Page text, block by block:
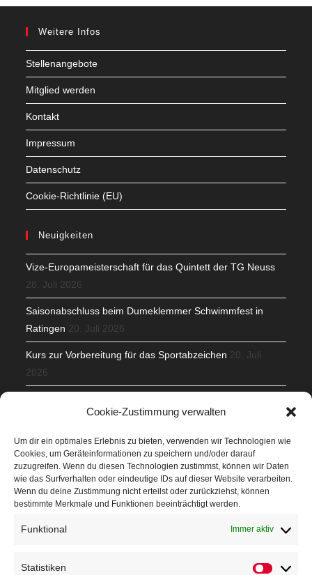
Cookie-Zustimmung verwalten
Um dir ein optimales Erlebnis zu bieten, verwenden wir Technologien wie
Cookies, um Geräteinformationen zu speichern und/oder darauf
zuzugreifen. Wenn du diesen Technologien zustimmst, können wir Daten
wie das Surfverhalten oder eindeutige IDs auf dieser Website verarbeiten.
Wenn du deine Zustimmung nicht erteilst oder zurückziehst, können
bestimmte Merkmale und Funktionen beeinträchtigt werden.
Funktional Immer aktiv
Statistiken
Weitere Infos
Stellenangebote
Mitglied werden
Kontakt
Impressum
Datenschutz
Cookie-Richtlinie (EU)
Neuigkeiten
Vize-Europameisterschaft für das Quintett der TG Neuss
28. Juli 2026
Saisonabschluss beim Dumeklemmer Schwimmfest in
Ratingen 20. Juli 2026
Kurs zur Vorbereitung für das Sportabzeichen 20. Juli
2026
Veranstaltungen
Höffner Run